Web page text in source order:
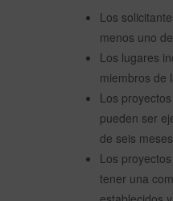
Los
menos uno
Los lugares
miembros de
Los proyectos
pueden ser
de seis meses
Los
tener una